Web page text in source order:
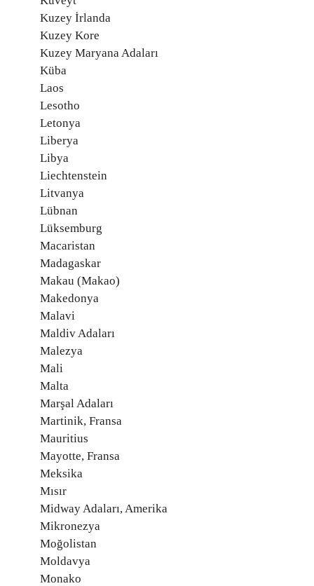
Kuzey İrlanda
Kuzey Kore
Kuzey Maryana Adaları
Küba
Laos
Lesotho
Letonya
Liberya
Libya
Liechtenstein
Litvanya
Lübnan
Lüksemburg
Macaristan
Madagaskar
Makau (Makao)
Makedonya
Malavi
Maldiv Adaları
Malezya
Mali
Malta
Marşal Adaları
Martinik, Fransa
Mauritius
Mayotte, Fransa
Meksika
Mısır
Midway Adaları, Amerika
Mikronezya
Moğolistan
Moldavya
Monako